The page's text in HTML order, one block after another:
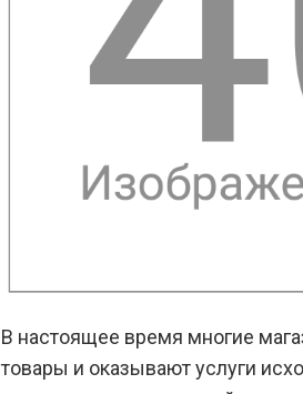
В настоящее время многие
товары и оказывают услуги